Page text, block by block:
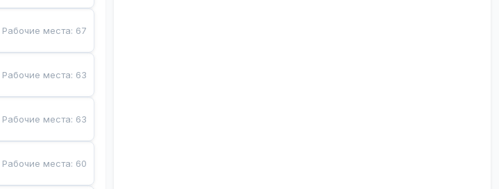
Рабочие места: 67
Рабочие места: 63
Рабочие места: 63
Рабочие места: 60